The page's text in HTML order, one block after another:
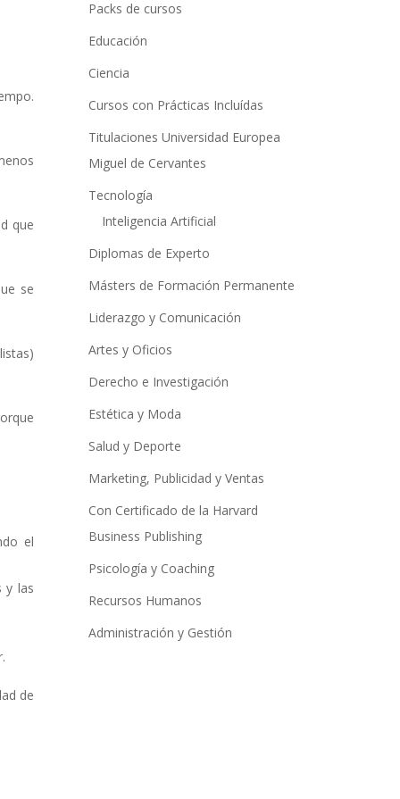
que
se
el
y las
de
a
v
e
:
Packs de cursos
Educación
Ciencia
Cursos con Prácticas Incluídas
Titulaciones Universidad Europea
Miguel de Cervantes
Tecnología
Inteligencia Artificial
Diplomas de Experto
Másters de Formación Permanente
Liderazgo y Comunicación
Artes y Oficios
Derecho e Investigación
Estética y Moda
Salud y Deporte
Marketing, Publicidad y Ventas
Con Certificado de la Harvard
Business Publishing
Psicología y Coaching
Recursos Humanos
Administración y Gestión